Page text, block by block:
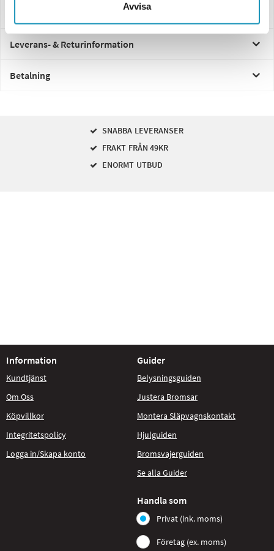
Avvisa
Leverans- & Returinformation
Betalning
SNABBA LEVERANSER
FRAKT FRÅN 49KR
ENORMT UTBUD
Information
Kundtjänst
Om Oss
Köpvillkor
Integritetspolicy
Logga in/Skapa konto
Guider
Belysningsguiden
Justera Bromsar
Montera Släpvagnskontakt
Hjulguiden
Bromsvajerguiden
Se alla Guider
Handla som
Privat (ink. moms)
Företag (ex. moms)